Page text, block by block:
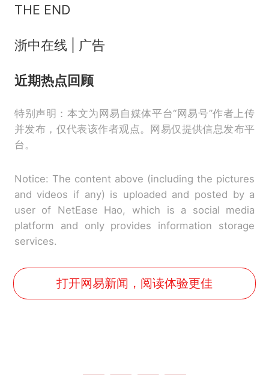
THE END
浙中在线 | 广告
近期热点回顾
特别声明：本文为网易自媒体平台“网易号”作者上传
并发布，仅代表该作者观点。网易仅提供信息发布平
台。
Notice: The content above (including the pictures
and videos if any) is uploaded and posted by a
user of NetEase Hao, which is a social media
platform and only provides information storage
services.
打开网易新闻，阅读体验更佳